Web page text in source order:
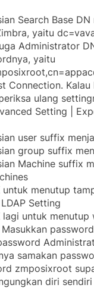
Search Base
yaitu
Administrator
yaitu
Connection.
ulang
Setting |
user suffix
group suffix
Machine suffix
untuk menutup
Setting
lagi untuk menutup
Masukkan
samakan
zmposixroot
diri sendiri